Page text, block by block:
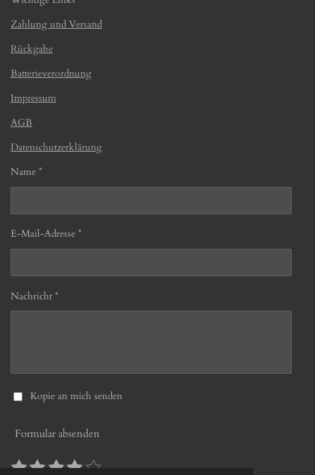
Zahlung und Versand
Rückgabe
Batterieverordnung
Impressum
AGB
Datenschutzerklärung
Name *
E-Mail-Adresse *
Nachricht *
Kopie an mich senden
Formular absenden
B
1 2 3 4 5
B